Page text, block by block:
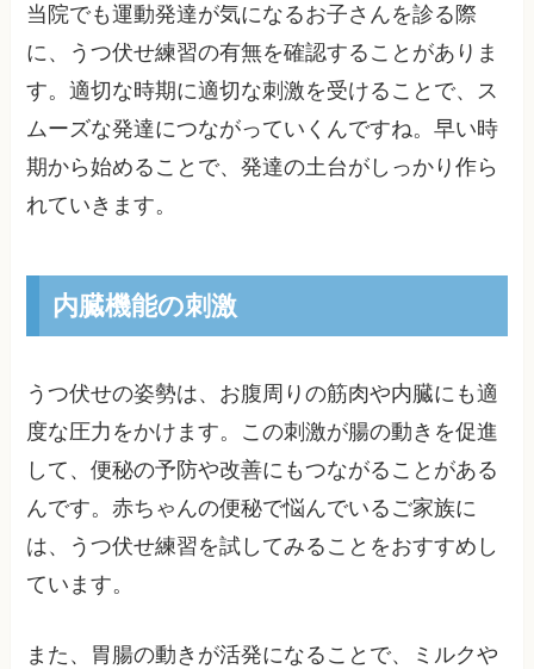
当院でも運動発達が気になるお子さんを診る際
に、うつ伏せ練習の有無を確認することがありま
す。適切な時期に適切な刺激を受けることで、ス
ムーズな発達につながっていくんですね。早い時
期から始めることで、発達の土台がしっかり作ら
れていきます。
内臓機能の刺激
うつ伏せの姿勢は、お腹周りの筋肉や内臓にも適
度な圧力をかけます。この刺激が腸の動きを促進
して、便秘の予防や改善にもつながることがある
んです。赤ちゃんの便秘で悩んでいるご家族に
は、うつ伏せ練習を試してみることをおすすめし
ています。
また、胃腸の動きが活発になることで、ミルクや